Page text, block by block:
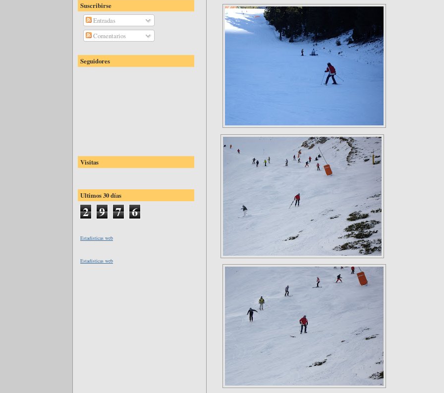
Suscribirse
Entradas
Comentarios
Seguidores
Visitas
Ultimos 30 días
2 9 7 6
Estadisticas web
Estadisticas web